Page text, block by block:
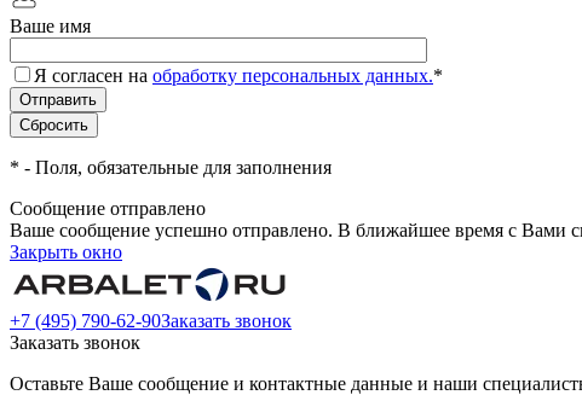
Ваше имя
Я согласен на обработку персональных данных.*
* - Поля, обязательные для заполнения
Сообщение отправлено
Ваше сообщение успешно отправлено. В ближайшее время с Вами
Закрыть окно
+7 (495) 790-62-90Заказать звонок
Заказать звонок
Оставьте Ваше сообщение и контактные данные и наши